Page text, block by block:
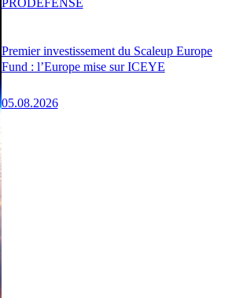
Premier investissement du Scaleup Europe
Fund : l’Europe mise sur ICEYE
05.08.2026
PRODÉFENSE